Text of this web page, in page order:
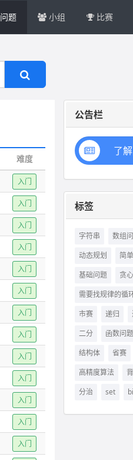
问题 小组 比赛
难度
入门
入门
入门
入门
入门
入门
入门
入门
入门
入门
入门
入门
入门
公告栏
了
标签
字符串 数组
动态规划
简
基础问题
贪心
需要找规律的循
市赛
递归
二分
函数问题
结构体
省赛
高精度算法
分治
set